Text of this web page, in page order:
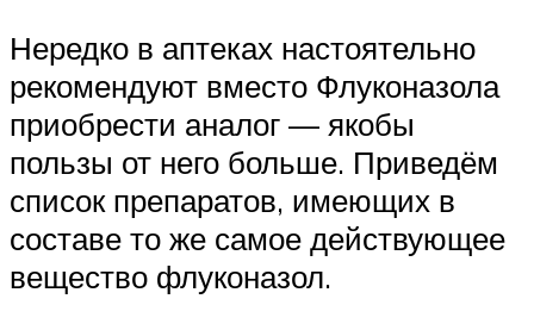
Нередко в аптеках настоятельно
рекомендуют вместо Флуконазола
приобрести аналог — якобы
пользы от него больше. Приведём
список препаратов, имеющих в
составе то же самое действующее
вещество флуконазол.